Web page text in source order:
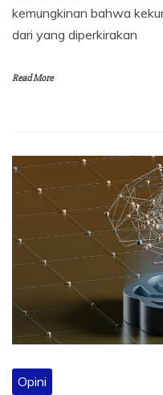
kemungkinan bahwa
dari yang diperkirakan
Read More
Opini